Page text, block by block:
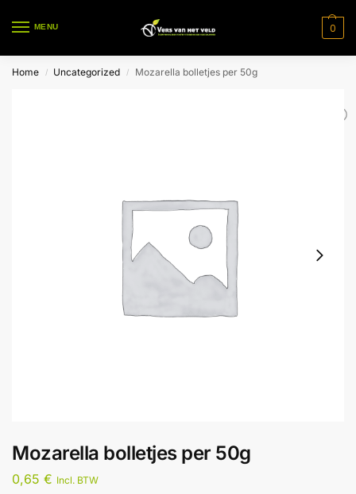
MENU 0
Home / Uncategorized / Mozarella bolletjes per 50g
Mozarella bolletjes per 50g
0,65 € Incl. BTW